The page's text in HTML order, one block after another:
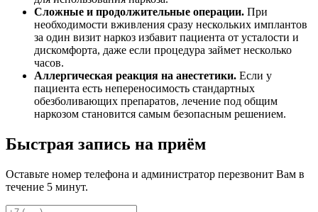
Сложные и продолжительные операции. При
необходимости вживления сразу нескольких имплантов
за один визит наркоз избавит пациента от усталости и
дискомфорта, даже если процедура займет несколько
часов.
Аллергическая реакция на анестетики. Если у
пациента есть непереносимость стандартных
обезболивающих препаратов, лечение под общим
наркозом становится самым безопасным решением.
Быстрая запись на приём
Оставьте номер телефона и администратор перезвонит Вам в
течение 5 минут.